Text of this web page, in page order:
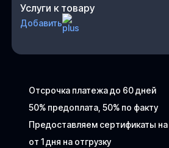
Отсрочка платежа до 60 дней
50% предоплата, 50% по факту
Предоставляем сертификаты
от 1 дня на отгрузку
Услуги к товару
Добавить